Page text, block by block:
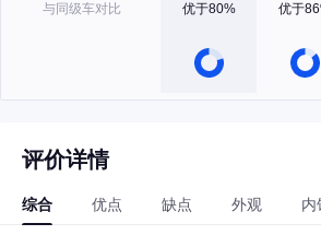
与同级车对比
优于80%
优于
评价详情
综合 优点 缺点 外观 内